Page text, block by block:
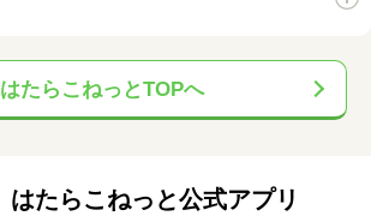
はたらこねっとTOPへ
はたらこねっと公式アプリ